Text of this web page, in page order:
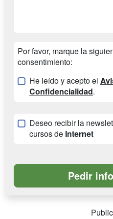
Por favor, marque la
consentimiento:
He leído y acepto el
Confidencialidad.
Deseo recibir la
cursos de Internet